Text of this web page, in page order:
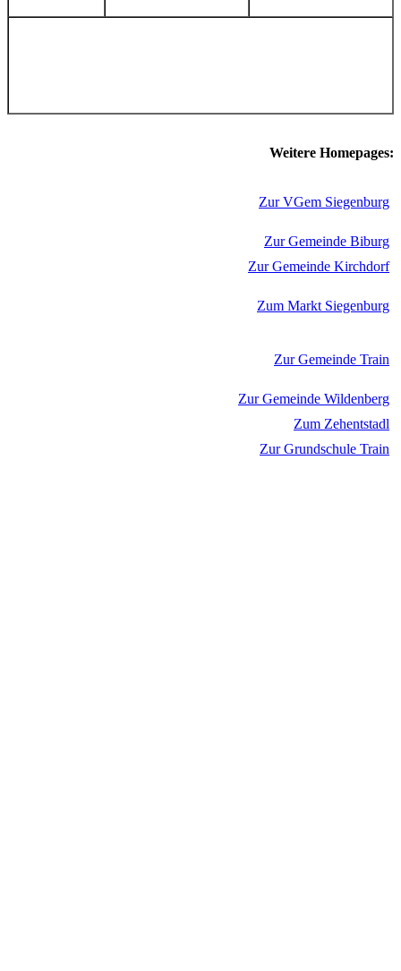
Weitere Homepages:
Zur VGem Siegenburg
Zur Gemeinde Biburg
Zur Gemeinde Kirchdorf
Zum Markt Siegenburg
Zur Gemeinde Train
Zur Gemeinde Wildenberg
Zum Zehentstadl
Zur Grundschule Train